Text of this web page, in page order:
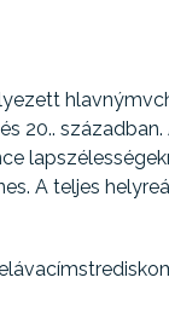
20..
A teljes